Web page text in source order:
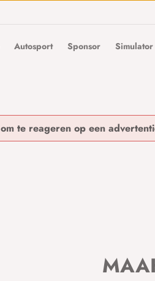
Autosport Sponsor Simulator
om te reageren op een